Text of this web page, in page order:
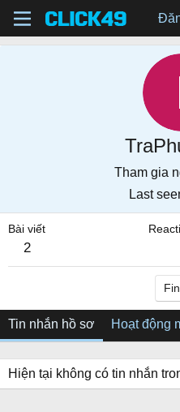
Tham gia
Last
Bài viết
2
Tin nhắn hồ sơ Hoạt động
Hiện tại không có tin nhắn